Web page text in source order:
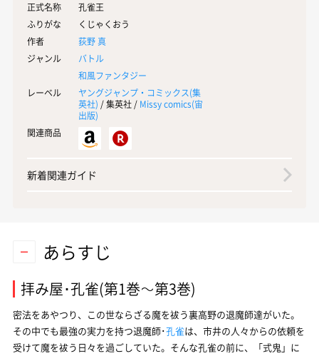
正式名称
孔雀王
ふりがな
くじゃくおう
作者
荻野 真
ジャンル
バトル
和風ファンタジー
レーベル
ヤングジャンプ・コミックス(集
英社) / 集英社 / Missy comics(宙
出版)
関連商品
新着関連ガイド
あらすじ
拝み屋･孔雀(第1巻～第3巻)
密法をあやつり、この世ならざる魔を祓う裏高野の退魔師達がいた。
その中でも最強の実力を持つ退魔師･孔雀は、市井の人々からの依頼を
受けて魔を祓う日々を過ごしていた。そんな孔雀の前に、「式鬼」に